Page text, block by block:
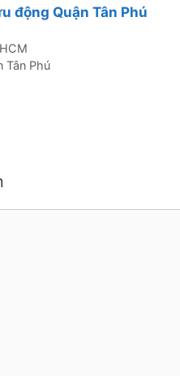
động Quận Tân Phú
Tân Phú